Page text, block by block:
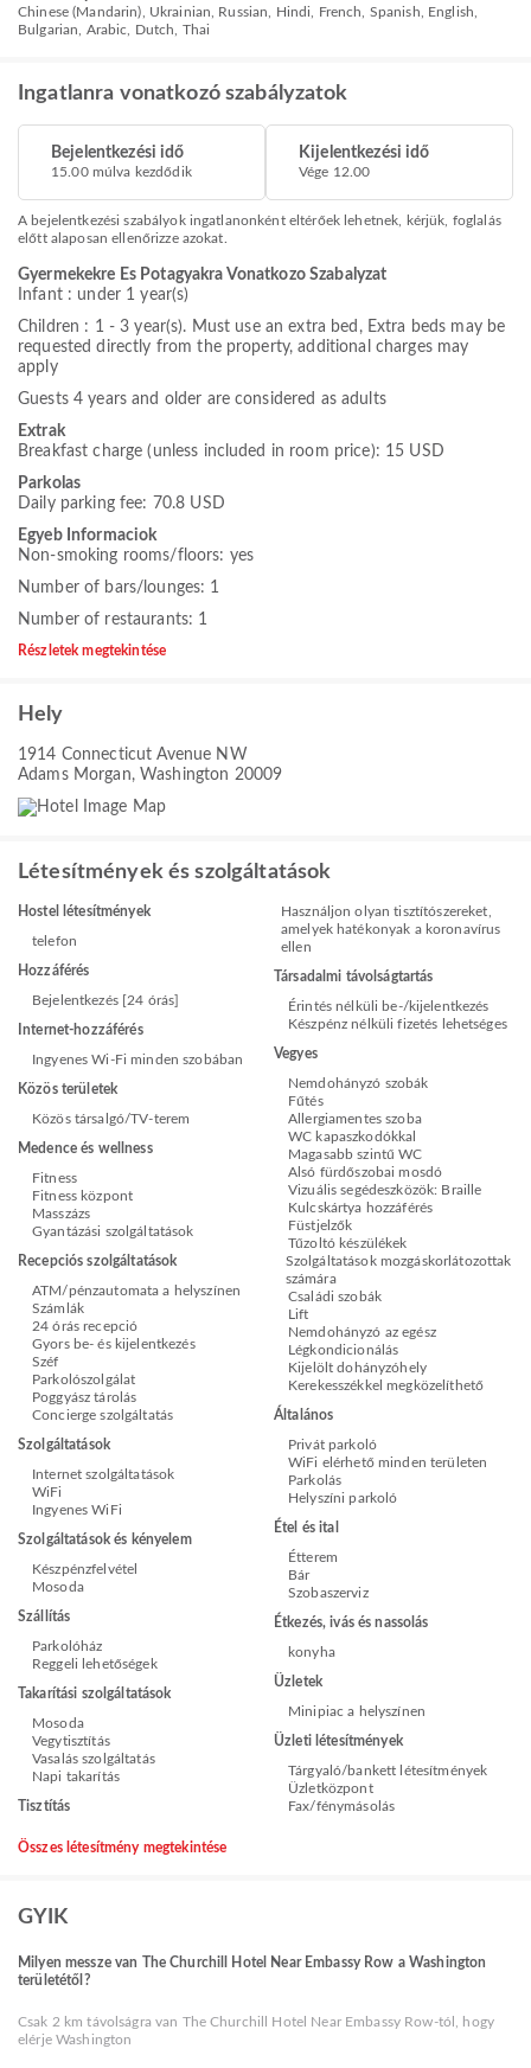
Chinese (Mandarin), Ukrainian, Russian, Hindi, French, Spanish, English,
Bulgarian, Arabic, Dutch, Thai
Ingatlanra vonatkozó szabályzatok
Bejelentkezési idő
15.00 múlva kezdődik
Kijelentkezési idő
Vége 12.00
A bejelentkezési szabályok ingatlanonként eltérőek lehetnek, kérjük, foglalás
előtt alaposan ellenőrizze azokat.
Gyermekekre Es Potagyakra Vonatkozo Szabalyzat
Infant : under 1 year(s)
Children : 1 - 3 year(s). Must use an extra bed, Extra beds may be
requested directly from the property, additional charges may
apply
Guests 4 years and older are considered as adults
Extrak
Breakfast charge (unless included in room price): 15 USD
Parkolas
Daily parking fee: 70.8 USD
Egyeb Informaciok
Non-smoking rooms/floors: yes
Number of bars/lounges: 1
Number of restaurants: 1
Részletek megtekintése
Hely
1914 Connecticut Avenue NW
Adams Morgan, Washington 20009
Létesítmények és szolgáltatások
Hostel létesítmények
telefon
Hozzáférés
Bejelentkezés [24 órás]
Internet-hozzáférés
Ingyenes Wi-Fi minden szobában
Közös területek
Közös társalgó/TV-terem
Medence és wellness
Fitness
Fitness központ
Masszázs
Gyantázási szolgáltatások
Recepciós szolgáltatások
ATM/pénzautomata a helyszínen
Számlák
24 órás recepció
Gyors be- és kijelentkezés
Széf
Parkolószolgálat
Poggyász tárolás
Concierge szolgáltatás
Szolgáltatások
Internet szolgáltatások
WiFi
Ingyenes WiFi
Szolgáltatások és kényelem
Készpénzfelvétel
Mosoda
Szállítás
Parkolóház
Reggeli lehetőségek
Takarítási szolgáltatások
Mosoda
Vegytisztítás
Vasalás szolgáltatás
Napi takarítás
Tisztítás
Használjon olyan tisztítószereket,
amelyek hatékonyak a koronavírus
ellen
Társadalmi távolságtartás
Érintés nélküli be-/kijelentkezés
Készpénz nélküli fizetés lehetséges
Vegyes
Nemdohányzó szobák
Fűtés
Allergiamentes szoba
WC kapaszkodókkal
Magasabb szintű WC
Alsó fürdőszobai mosdó
Vizuális segédeszközök: Braille
Kulcskártya hozzáférés
Füstjelzők
Tűzoltó készülékek
Szolgáltatások mozgáskorlátozottak
számára
Családi szobák
Lift
Nemdohányzó az egész
Légkondicionálás
Kijelölt dohányzóhely
Kerekesszékkel megközelíthető
Általános
Privát parkoló
WiFi elérhető minden területen
Parkolás
Helyszíni parkoló
Étel és ital
Étterem
Bár
Szobaszerviz
Étkezés, ivás és nassolás
konyha
Üzletek
Minipiac a helyszínen
Üzleti létesítmények
Tárgyaló/bankett létesítmények
Üzletközpont
Fax/fénymásolás
Összes létesítmény megtekintése
GYIK
Milyen messze van The Churchill Hotel Near Embassy Row a Washington
területétől?
Csak 2 km távolságra van The Churchill Hotel Near Embassy Row-tól, hogy
elérje Washington